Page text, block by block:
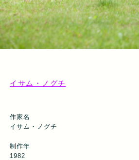
イサム・ノグチ
作家名
イサム・ノグチ
制作年
1982